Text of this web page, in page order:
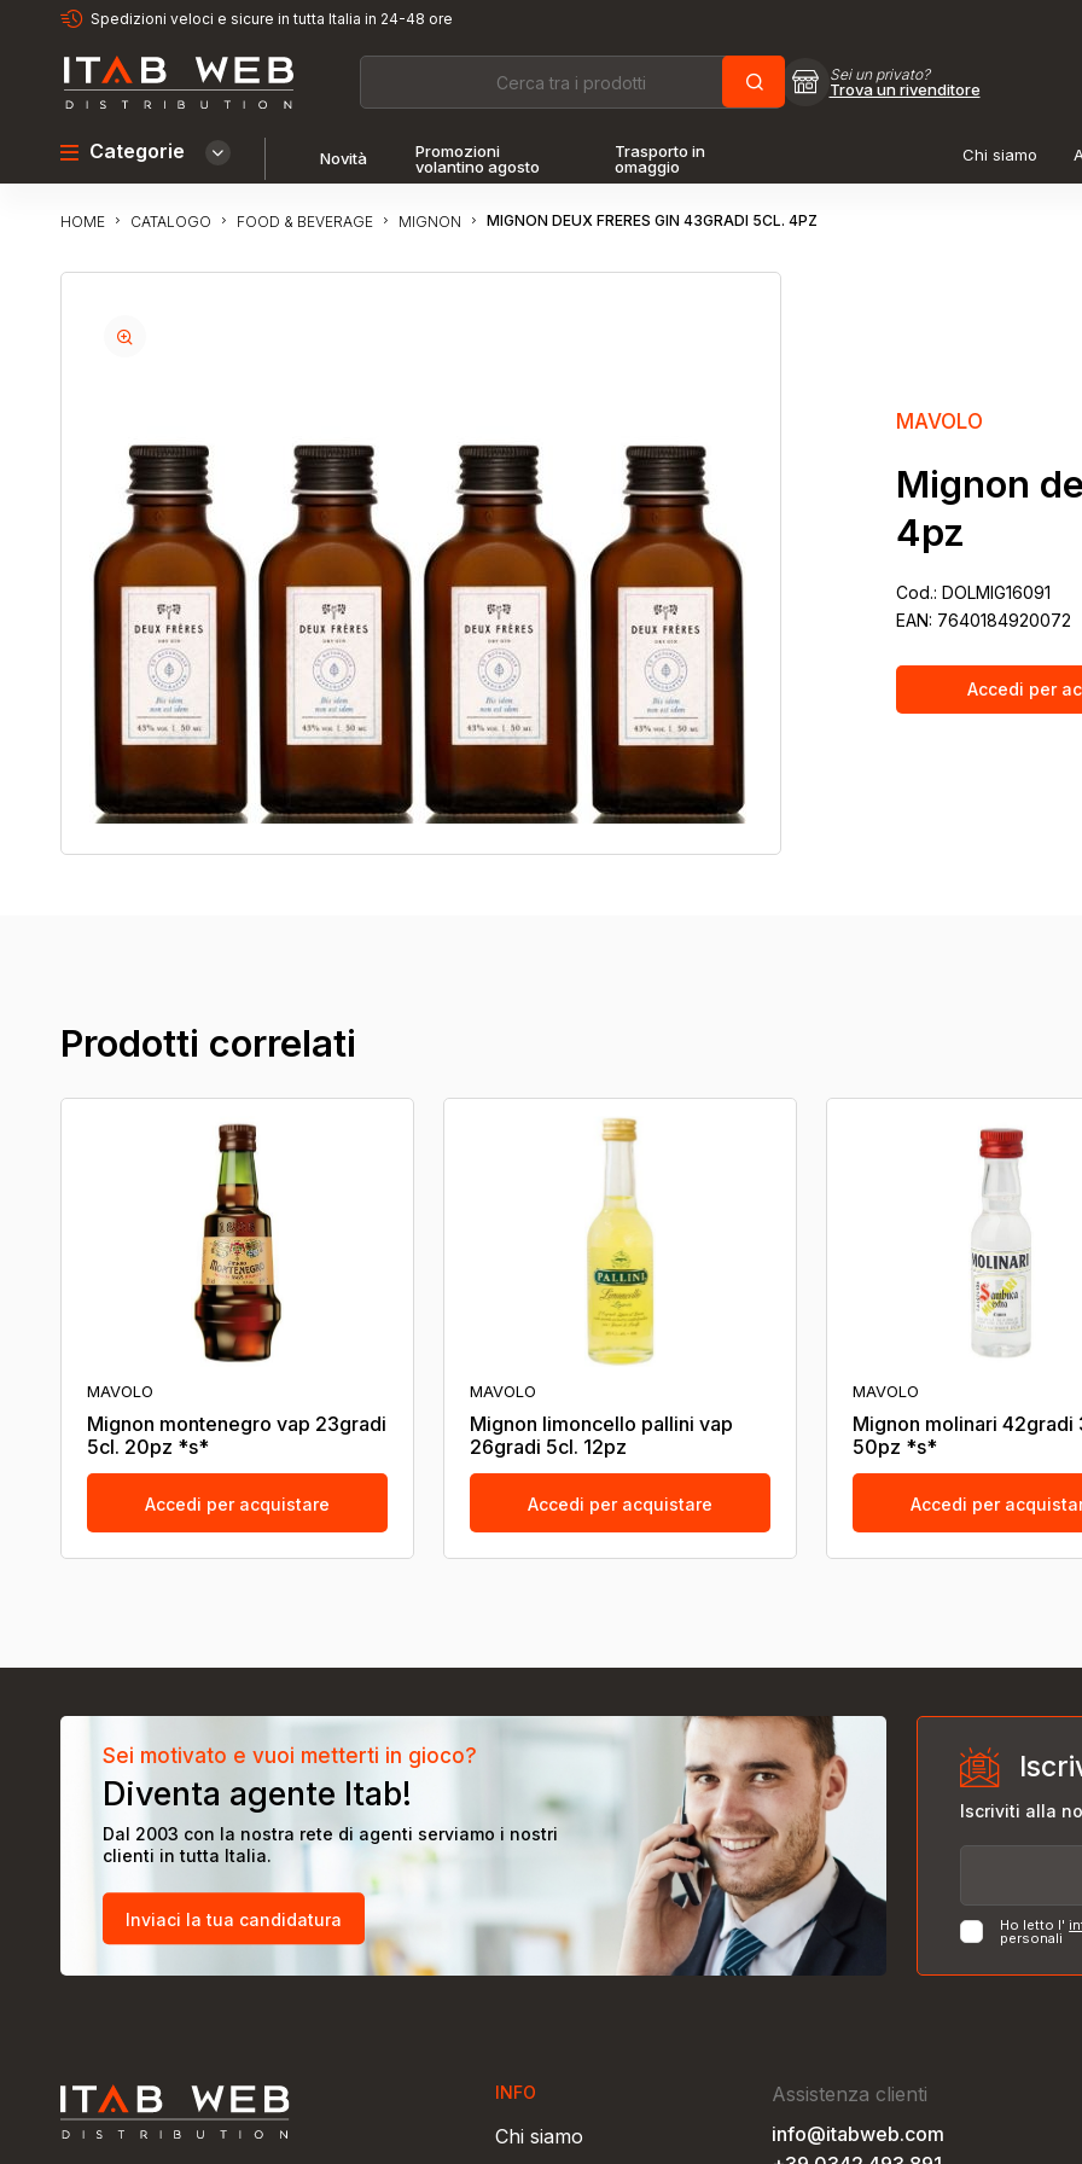
Spedizioni veloci e sicure in tutta Italia in 24-48 ore
Sei un privato?
Trova un rivenditore
Categorie Novità
Promozioni
volantino agosto
Trasporto in
omaggio
Chi siamo
HOME CATALOGO FOOD & BEVERAGE MIGNON MIGNON DEUX FRERES GIN 43GRADI 5CL. 4PZ
MAVOLO
Mignon
4pz
Cod.: DOLMIG16091
EAN: 7640184920072
Accedi per
Prodotti correlati
MAVOLO
Mignon montenegro vap 23gradi
5cl. 20pz *s*
Accedi per acquistare
MAVOLO
Mignon limoncello pallini vap
26gradi 5cl. 12pz
Accedi per acquistare
MAVOLO
Mignon molinari 42gradi
50pz *s*
Accedi per
Sei motivato e vuoi metterti in gioco?
Diventa agente Itab!
Dal 2003 con la nostra rete di agenti serviamo i nostri
clienti in tutta Italia.
Inviaci la tua candidatura
Iscriviti alla
Ho letto l'
personali
INFO
Chi siamo
Assistenza clienti
info@itabweb.com